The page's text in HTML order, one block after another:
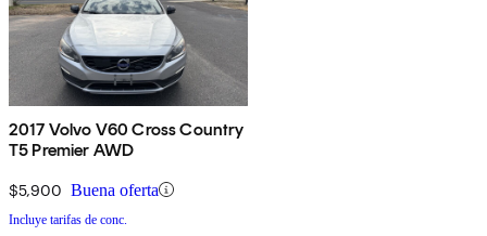
2017 Volvo V60 Cross Country
T5 Premier AWD
$5,900 Buena oferta
Incluye tarifas de conc.